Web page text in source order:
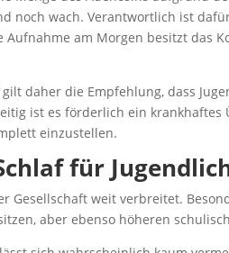
noch wach. Verantwortlich ist
Aufnahme am Morgen besitzt das
daher die Empfehlung, dass
ist es förderlich ein
einzustellen.
für
Gesellschaft weit verbreitet.
aber ebenso höheren